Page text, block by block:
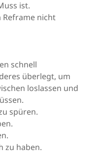
ist.
Reframe nicht
schnell
überlegt, um
loslassen und
spüren.
zu haben.